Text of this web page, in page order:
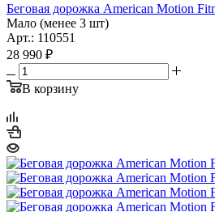
Беговая дорожка American Motion
Мало (менее 3 шт)
Арт.: 110551
28 990 ₽
В корзину